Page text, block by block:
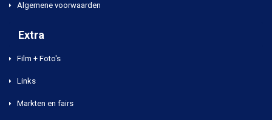
Algemene voorwaarden
Extra
Film + Foto's
Links
Markten en fairs